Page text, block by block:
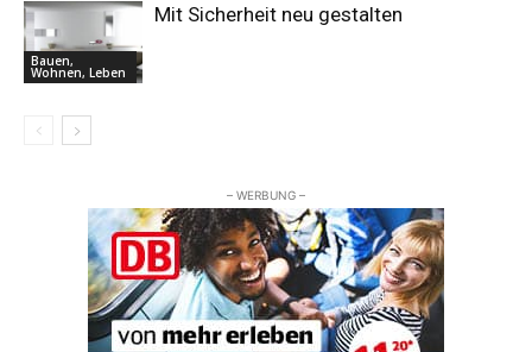
Bauen,
Wohnen, Leben
Mit Sicherheit neu gestalten
– WERBUNG –